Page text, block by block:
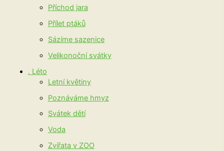
Příchod jara
Přílet ptáků
Sázíme sazenice
Velikonoční svátky
. Léto
Letní květiny
Poznáváme hmyz
Svátek dětí
Voda
Zvířata v ZOO